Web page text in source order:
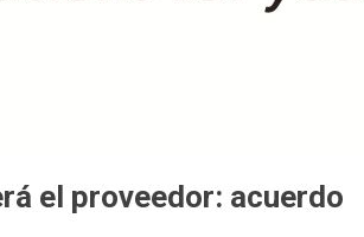
el proveedor: acuerdo